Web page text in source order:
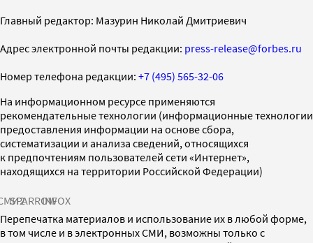
Главный редактор: Мазурин Николай Дмитриевич
Адрес электронной почты редакции: press-release@forbes.ru
Номер телефона редакции: +7 (495) 565-32-06
На информационном ресурсе применяются
рекомендательные технологии (информационные технологии
предоставления информации на основе сбора,
систематизации и анализа сведений, относящихся
к предпочтениям пользователей сети «Интернет»,
находящихся на территории Российской Федерации)
SPARROWINFOX
Перепечатка материалов и использование их в любой форме,
в том числе и в электронных СМИ, возможны только с